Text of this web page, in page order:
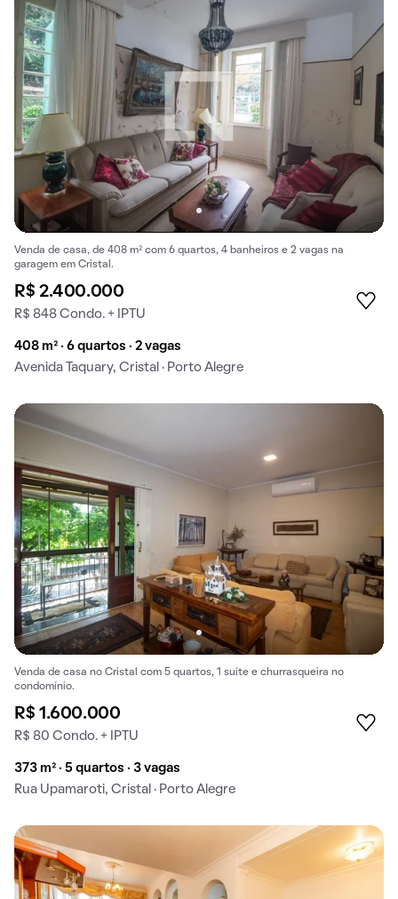
Venda de casa, de 408 m² com 6 quartos, 4 banheiros e 2 vagas na
garagem em Cristal.
R$ 2.400.000
R$ 848 Condo. + IPTU
408 m² · 6 quartos · 2 vagas
Avenida Taquary, Cristal · Porto Alegre
Venda de casa no Cristal com 5 quartos, 1 suíte e churrasqueira no
condomínio.
R$ 1.600.000
R$ 80 Condo. + IPTU
373 m² · 5 quartos · 3 vagas
Rua Upamaroti, Cristal · Porto Alegre